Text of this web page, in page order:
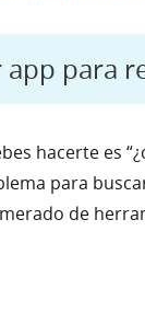
para
hacerte es
para
de